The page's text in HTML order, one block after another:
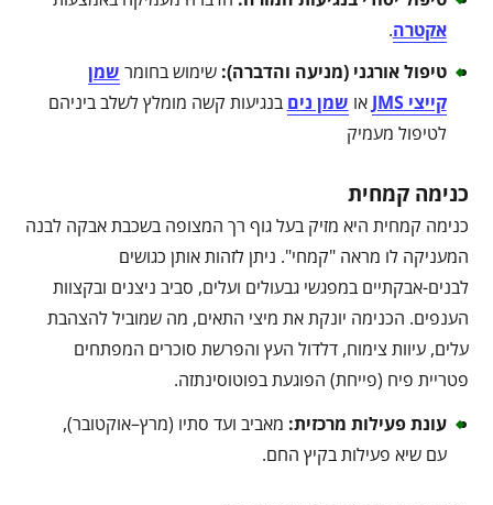
אקטרה.
טיפול אורגני (מניעה והדברה): שימוש בחומר שמן
קייצי JMS
או שמן נים בנגיעות קשה מומלץ לשלב ביניהם
לטיפול מעמיק
כנימה קמחית
כנימה קמחית היא מזיק בעל גוף רך המצופה בשכבת אבקה לבנה
המעניקה לו מראה "קמחי". ניתן לזהות אותן כגושים
לבנים-אבקתיים במפגשי גבעולים ועלים, סביב ניצנים ובקצוות
הענפים. הכנימה יונקת את מיצי התאים, מה שמוביל להצהבת
עלים, עיוות צימוח, דלדול העץ והפרשת סוכרים המפתחים
פטריית פיח (פייחת) הפוגעת בפוטוסינתזה.
עונת פעילות מרכזית: מאביב ועד סתיו (מרץ–אוקטובר),
עם שיא פעילות בקיץ החם.